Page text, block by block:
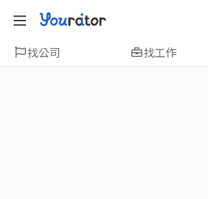
找公司 找工作